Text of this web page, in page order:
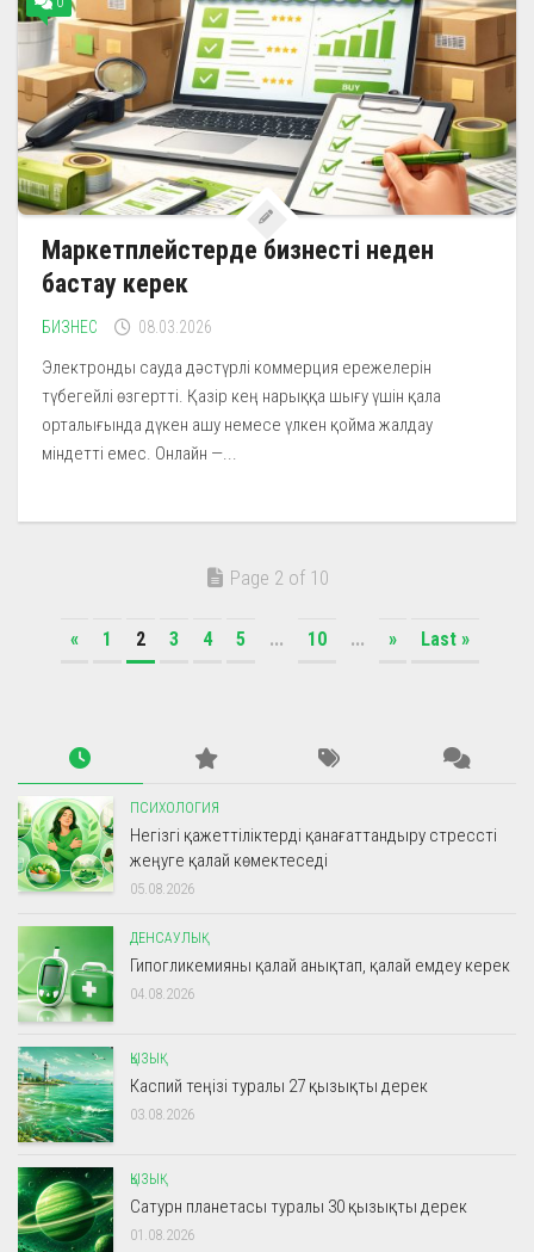
Маркетплейстерде бизнесті неден
бастау керек
БИЗНЕС 08.03.2026
Электронды сауда дәстүрлі коммерция ережелерін
түбегейлі өзгертті. Қазір кең нарыққа шығу үшін қала
орталығында дүкен ашу немесе үлкен қойма жалдау
міндетті емес. Онлайн —...
Page 2 of 10
« 1 2 3 4 5 ... 10 ... » Last »
ПСИХОЛОГИЯ
Негізгі қажеттіліктерді қанағаттандыру стрессті
жеңуге қалай көмектеседі
05.08.2026
ДЕНСАУЛЫҚ
Гипогликемияны қалай анықтап, қалай емдеу керек
04.08.2026
ҚЫЗЫҚ
Каспий теңізі туралы 27 қызықты дерек
03.08.2026
ҚЫЗЫҚ
Сатурн планетасы туралы 30 қызықты дерек
01.08.2026